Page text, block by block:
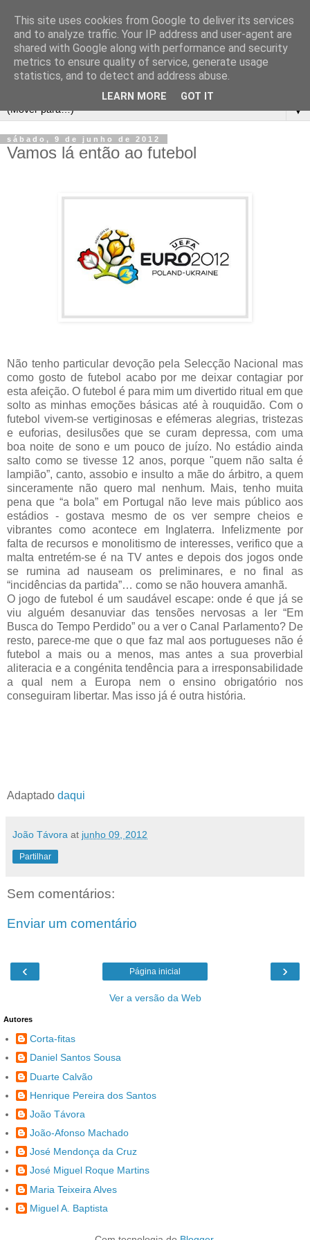
▼
sábado, 9 de junho de 2012
Vamos lá então ao futebol
Não tenho particular devoção pela Selecção Nacional mas
como gosto de futebol acabo por me deixar contagiar por
esta afeição. O futebol é para mim um divertido ritual em que
solto as minhas emoções básicas até à rouquidão. Com o
futebol vivem-severtiginosas e efémeras alegrias, tristezas
e euforias, desilusões que se curam depressa, com uma
boa noite de sono e um pouco de juízo. No estádio ainda
salto como se tivesse 12 anos, porque "quem não salta é
lampião”, canto, assobio e insulto a mãe do árbitro, a quem
sinceramente não quero mal nenhum. Mais, tenho muita
pena que “a bola” em Portugal não leve mais público aos
estádios - gostava mesmo de os ver sempre cheios e
vibrantes como acontece em Inglaterra. Infelizmente por
falta de recursos e monolitismo de interesses, verifico que a
malta entretém-se é na TV antes e depois dos jogos onde
se rumina ad nauseam os preliminares, e no final as
“incidências da partida”… como se não houvera amanhã.
O jogo de futebol é um saudável escape: onde é que já se
viu alguém desanuviar das tensões nervosas a ler “Em
Busca do Tempo Perdido” ou a ver o Canal Parlamento? De
resto, parece-me que o que faz mal aos portugueses não é
futebol a mais ou a menos, mas antes a sua proverbial
aliteracia e a congénita tendência para a irresponsabilidade
a qual nem a Europa nem o ensino obrigatório nos
conseguiram libertar. Mas isso já é outra história.
Adaptado daqui
João Távora at junho 09, 2012
Partilhar
Sem comentários:
Enviar um comentário
‹ ›
Página inicial
Ver a versão da Web
Autores
Corta-fitas
Daniel Santos Sousa
Duarte Calvão
Henrique Pereira dos Santos
João Távora
João-Afonso Machado
José Mendonça da Cruz
José Miguel Roque Martins
Maria Teixeira Alves
Miguel A. Baptista
This site uses cookies from Google to deliver its services
and to analyze traffic. Your IP address and user-agent are
shared with Google along with performance and security
metrics to ensure quality of service, generate usage
statistics, and to detect and address abuse.
LEARN MORE GOT IT